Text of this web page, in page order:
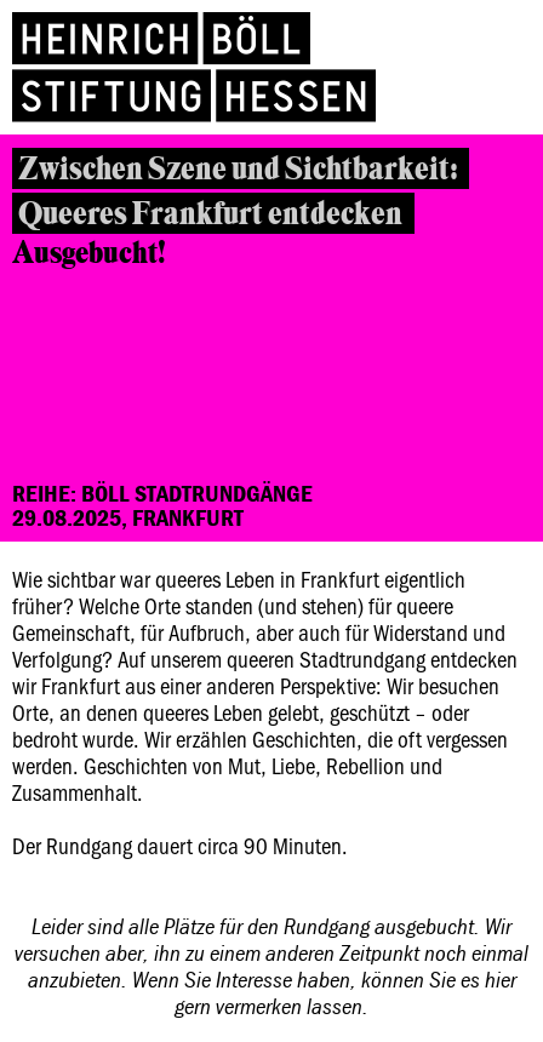
Zwischen Szene und Sichtbarkeit:
Queeres Frankfurt entdecken
Ausgebucht!
REIHE: BÖLL STADTRUNDGÄNGE
29.08.2025, FRANKFURT
Wie sichtbar war queeres Leben in Frankfurt eigentlich
früher? Welche Orte standen (und stehen) für queere
Gemeinschaft, für Aufbruch, aber auch für Widerstand und
Verfolgung? Auf unserem queeren Stadtrundgang entdecken
wir Frankfurt aus einer anderen Perspektive: Wir besuchen
Orte, an denen queeres Leben gelebt, geschützt – oder
bedroht wurde. Wir erzählen Geschichten, die oft vergessen
werden. Geschichten von Mut, Liebe, Rebellion und
Zusammenhalt.
Der Rundgang dauert circa 90 Minuten.
Leider sind alle Plätze für den Rundgang ausgebucht. Wir
versuchen aber, ihn zu einem anderen Zeitpunkt noch einmal
anzubieten. Wenn Sie Interesse haben, können Sie es hier
gern vermerken lassen.